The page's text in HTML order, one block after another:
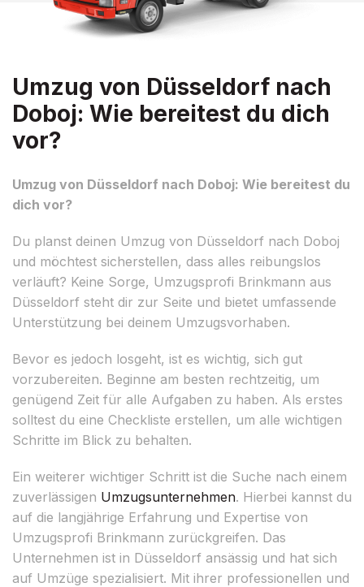
Umzug von Düsseldorf nach
Doboj: Wie bereitest du dich
vor?
Umzug von Düsseldorf nach Doboj: Wie bereitest du
dich vor?
Du planst deinen Umzug von Düsseldorf nach Doboj
und möchtest sicherstellen, dass alles reibungslos
verläuft? Keine Sorge, Umzugsprofi Brinkmann aus
Düsseldorf steht dir zur Seite und bietet umfassende
Unterstützung bei deinem Umzugsvorhaben.
Bevor es jedoch losgeht, ist es wichtig, sich gut
vorzubereiten. Beginne am besten rechtzeitig, um
genügend Zeit für alle Aufgaben zu haben. Als erstes
solltest du eine Checkliste erstellen, um alle wichtigen
Schritte im Blick zu behalten.
Ein weiterer wichtiger Schritt ist die Suche nach einem
zuverlässigen Umzugsunternehmen. Hierbei kannst du
auf die langjährige Erfahrung und Expertise von
Umzugsprofi Brinkmann zurückgreifen. Das
Unternehmen ist in Düsseldorf ansässig und hat sich
auf Umzüge spezialisiert. Mit ihrer professionellen und